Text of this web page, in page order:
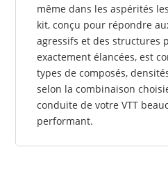
même dans les aspérités
kit, conçu pour répondre
agressifs et des structures
exactement élancées, est
types de composés,
selon la combinaison
conduite de votre VTT
performant.